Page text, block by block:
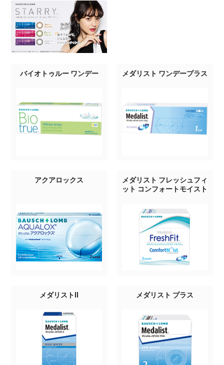
バイオトゥルー ワンデー メダリスト ワンデープラス
アクアロックス
メダリスト フレッシュフィ
ット コンフォートモイスト
メダリストII メダリスト プラス